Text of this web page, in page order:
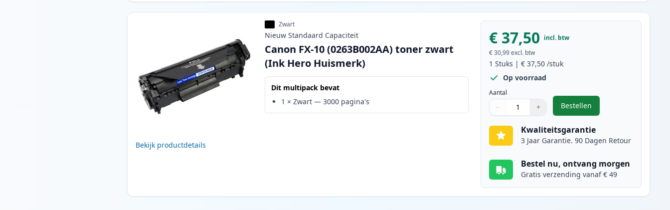
Bekijk productdetails
Zwart
Nieuw Standaard Capaciteit
Canon FX-10 (0263B002AA) toner zwart
(Ink Hero Huismerk)
Dit multipack bevat
1 ×Zwart —3000 pagina's
€ 37,50 incl. btw
€ 30,99 excl. btw
1 Stuks |€ 37,50 /stuk
Op voorraad
Aantal
Aantal
Gebruik de knoppen om aan te passen
− +
Aantal 1
Bestellen
,Canon FX-10
Kwaliteitsgarantie
3 Jaar Garantie. 90 Dagen Retour
Bestel nu, ontvang morgen
Gratis verzending vanaf € 49